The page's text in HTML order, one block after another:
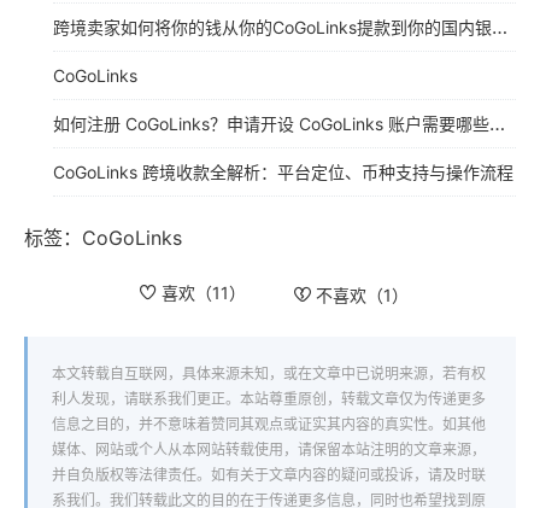
跨境卖家如何将你的钱从你的CoGoLinks提款到你的国内银行账户?
CoGoLinks
如何注册 CoGoLinks？申请开设 CoGoLinks 账户需要哪些信息？
CoGoLinks 跨境收款全解析：平台定位、币种支持与操作流程
标签： CoGoLinks
喜欢（11） 不喜欢（1）
本文转载自互联网，具体来源未知，或在文章中已说明来源，若有权
利人发现，请联系我们更正。本站尊重原创，转载文章仅为传递更多
信息之目的，并不意味着赞同其观点或证实其内容的真实性。如其他
媒体、网站或个人从本网站转载使用，请保留本站注明的文章来源，
并自负版权等法律责任。如有关于文章内容的疑问或投诉，请及时联
系我们。我们转载此文的目的在于传递更多信息，同时也希望找到原